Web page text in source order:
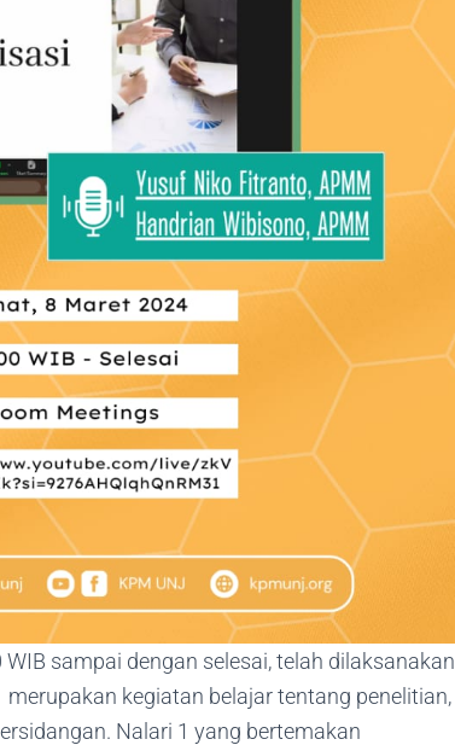
sampai dengan selesai, telah dilaksanakan
kegiatan belajar tentang penelitian,
Nalari 1 yang bertemakan